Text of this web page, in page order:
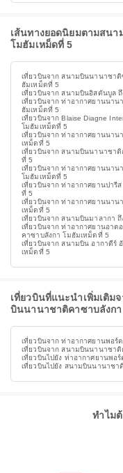
เส้นทางยอดนิยมตามสน
โมฮัมเหม็ดที่ 5
เที่ยวบินจาก สนามบินนานาชา
ฮัมเหม็ดที่ 5
เที่ยวบินจาก สนามบินอิสตันบูล
เที่ยวบินจาก ท่าอากาศยานนา
ฮัมเหม็ดที่ 5
เที่ยวบินจาก Blaise Diagne
โมฮัมเหม็ดที่ 5
เที่ยวบินจาก ท่าอากาศยานนา
เหม็ดที่ 5
เที่ยวบินจาก สนามบินนานาชา
ที่ 5
เที่ยวบินจาก ท่าอากาศยานนาน
โมฮัมเหม็ดที่ 5
เที่ยวบินจาก ท่าอากาศยานปารี
ที่ 5
เที่ยวบินจาก ท่าอากาศยานนา
เหม็ดที่ 5
เที่ยวบินจาก สนามบินมาลากา
เที่ยวบินจาก ท่าอากาศยานอาด
คาซาบลังกา โมฮัมเหม็ดที่ 5
เที่ยวบินจาก สนามบิน อากาดีร์
เหม็ดที่ 5
เที่ยวบินที่แนะนำเพิ่มเติม
บินนานาชาติคาซาบลังก
เที่ยวบินจาก ท่าอากาศยานพอร์ต
เที่ยวบินจาก สนามบินนานาชา
เที่ยวบินไปยัง ท่าอากาศยานพอร์
เที่ยวบินไปยัง สนามบินนานาชา
ทำไม